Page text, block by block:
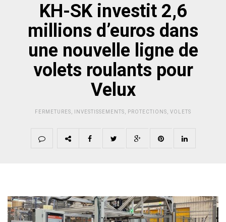
KH-SK investit 2,6
millions d’euros dans
une nouvelle ligne de
volets roulants pour
Velux
FERMETURES INVESTISSEMENTS PROTECTIONS VOLETS